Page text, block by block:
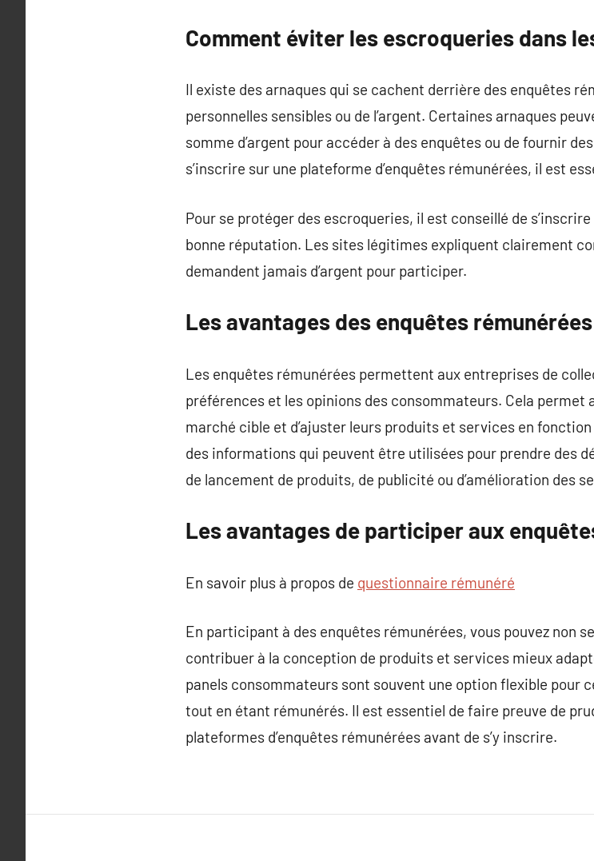
Comment éviter les escroqueries dans
Il existe des arnaques qui se cachent derrière des enquêtes
personnelles sensibles ou de l’argent. Certaines arnaques
somme d’argent pour accéder à des enquêtes ou de fournir
s’inscrire sur une plateforme d’enquêtes rémunérées, il est
Pour se protéger des escroqueries, il est conseillé de
bonne réputation. Les sites légitimes expliquent clairement
demandent jamais d’argent pour participer.
Les avantages des enquêtes
Les enquêtes rémunérées permettent aux entreprises de
préférences et les opinions des consommateurs. Cela
marché cible et d’ajuster leurs produits et services en
des informations qui peuvent être utilisées pour prendre des
de lancement de produits, de publicité ou d’amélioration des
Les avantages de participer aux
En savoir plus à propos de questionnaire rémunéré
En participant à des enquêtes rémunérées, vous pouvez non
contribuer à la conception de produits et services mieux
panels consommateurs sont souvent une option flexible pour
tout en étant rémunérés. Il est essentiel de faire preuve de
plateformes d’enquêtes rémunérées avant de s’y inscrire.